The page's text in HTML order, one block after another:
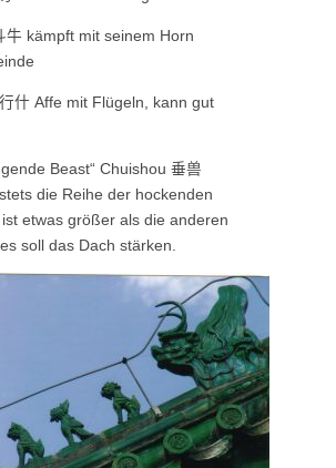
牛 kämpft mit seinem Horn
行什 Affe mit Flügeln, kann gut
Beast“ Chuishou 垂兽
die Reihe der hockenden
etwas größer als die anderen
soll das Dach stärken.